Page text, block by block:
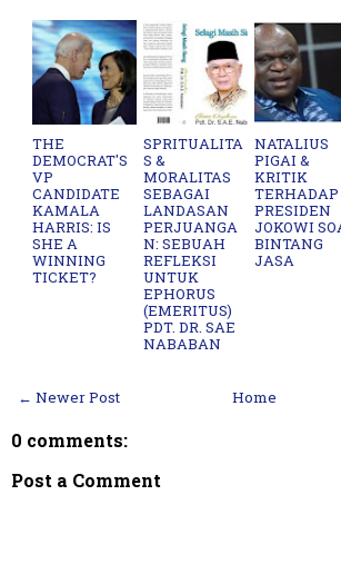
THE
DEMOCRAT'S
VP
CANDIDATE
KAMALA
HARRIS: IS
SHE A
WINNING
TICKET?
SPRITUALITA
S &
MORALITAS
SEBAGAI
LANDASAN
PERJUANGA
N: SEBUAH
REFLEKSI
UNTUK
EPHORUS
(EMERITUS)
PDT. DR. SAE
NABABAN
NATALIUS
PIGAI &
KRITIK
TERHADAP
PRESIDEN
JOKOWI
BINTANG
JASA
← Newer Post Home
0 comments:
Post a Comment